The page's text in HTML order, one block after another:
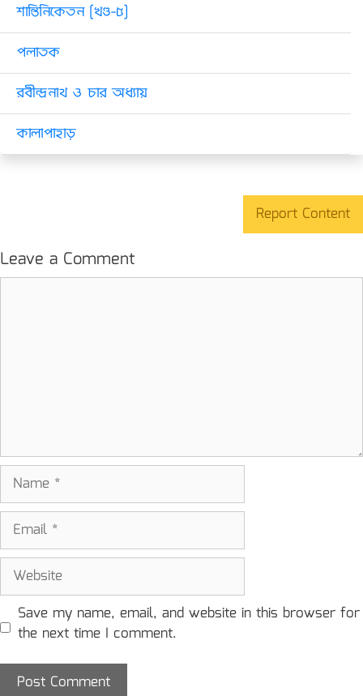
শান্তিনিকেতন [খণ্ড-৫]
পলাতক
রবীন্দ্রনাথ ও চার অধ্যায়
কালাপাহাড়
Report Content
Leave a Comment
Name
Email
Website
Save my name, email, and website in this browser for
the next time I comment.